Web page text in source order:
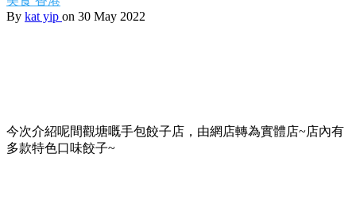
By kat yip on 30 May 2022
今次介紹呢間觀塘嘅手包餃子店，由網店轉為實體店~店內有
多款特色口味餃子~